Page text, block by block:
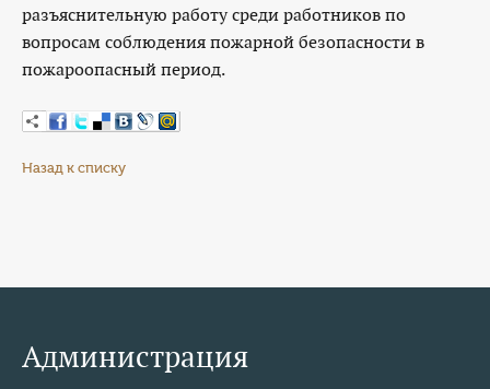
разъяснительную работу среди работников по
вопросам соблюдения пожарной безопасности в
пожароопасный период.
Назад к списку
Администрация